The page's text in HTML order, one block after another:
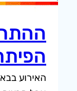
האירוע